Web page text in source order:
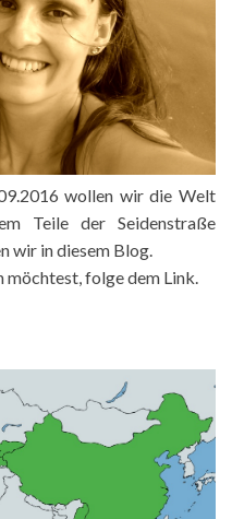
wollen wir die Welt
Teile der Seidenstraße
wir in diesem Blog.
möchtest, folge dem Link.